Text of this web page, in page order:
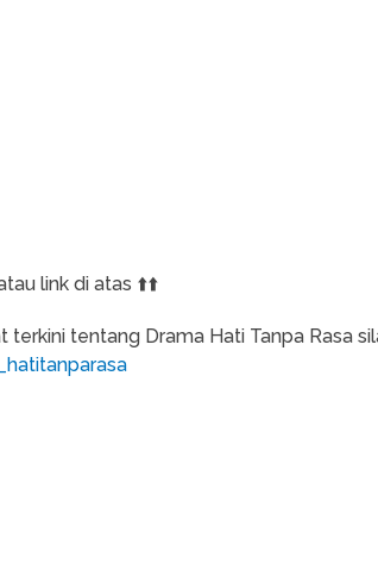
link di atas ⬆️⬆️
terkini tentang Drama Hati Tanpa Rasa